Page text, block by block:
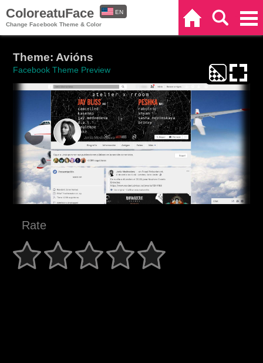
ColoreatuFace
Change Facebook Theme & Color
EN
Theme: Avións
Facebook Theme Preview
Rate